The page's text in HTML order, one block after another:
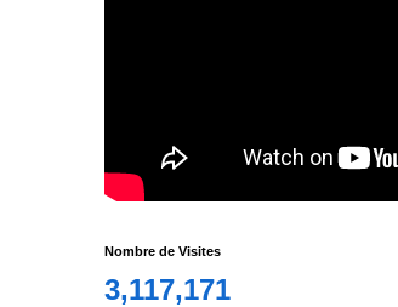
Nombre de Visites
3,117,171